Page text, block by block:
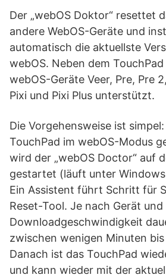
Der „webOS Doktor“ resettet
andere WebOS-Geräte und
automatisch die aktuellste
webOS. Neben dem
webOS-Geräte Veer, Pre, Pre
Pixi und Pixi Plus unterstützt.
Die Vorgehensweise ist
TouchPad im webOS-Modus
wird der „webOS Doctor“ auf
gestartet (läuft unter Windows
Ein Assistent führt Schritt für
Reset-Tool. Je nach Gerät und
Downloadgeschwindigkeit
zwischen wenigen Minuten
Danach ist das TouchPad
und kann wieder mit der